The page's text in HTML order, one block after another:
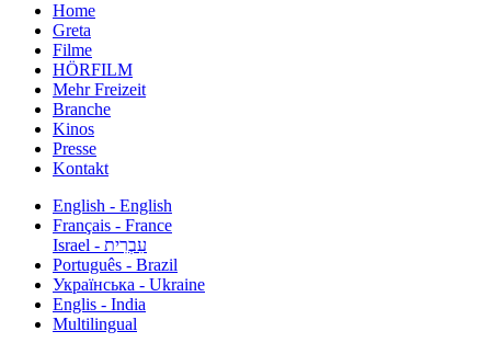
Home
Greta
Filme
HÖRFILM
Mehr Freizeit
Branche
Kinos
Presse
Kontakt
English - English
Français - France
עִבְרִית - Israel
Português - Brazil
Українська - Ukraine
Englis - India
Multilingual